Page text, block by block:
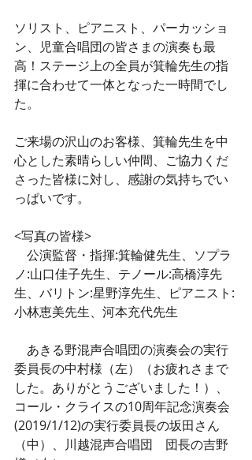
ソリスト、ピアニスト、パーカッショ
ン、児童合唱団の皆さまの演奏も最
高！ステージ上の全員が箕輪先生の指
揮に合わせて一体となった一時間でし
た。
ご来場の沢山のお客様、箕輪先生を中
心とした素晴らしい仲間、ご協力くだ
さった皆様に対し、感謝の気持ちでい
っぱいです。
<写真の皆様>
公演監督・指揮:箕輪健先生、ソプラ
ノ:山口佳子先生、テノール:高橋淳先
生、バリトン:星野淳先生、ピアニスト:
小林恵美先生、河本充代先生
あきる野混声合唱団の演奏会の実行
委員長の中村様（左）（お疲れさまで
した。ありがとうございました！）、
コール・クライスの10周年記念演奏会
(2019/1/12)の実行委員長の坂田さん
（中）、川越混声合唱団　団長の吉野